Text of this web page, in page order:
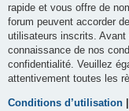
rapide et vous offre de
forum peuvent accorder
utilisateurs inscrits. Avant
connaissance de nos
confidentialité. Veuillez
attentivement toutes les
Conditions d’utilisation